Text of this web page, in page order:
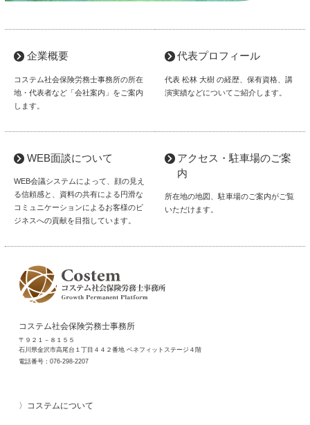
企業概要
コステム社会保険労務士事務所の所在
地・代表者など「会社案内」をご案内
します。
代表プロフィール
代表 松林 大樹 の経歴、保有資格、講
演実績などについてご紹介します。
WEB面談について
WEB会議システムによって、顔の見え
る信頼感と、資料の共有による円滑な
コミュニケーションによるお客様のビ
ジネスへの貢献を目指しています。
アクセス・駐車場のご案
内
所在地の地図、駐車場のご案内がご覧
いただけます。
コステム社会保険労務士事務所
〒９２１－８１５５
石川県金沢市高尾台１丁目４４２番地 ベネフィットステージ４階
電話番号： 076-298-2207
コステムについて